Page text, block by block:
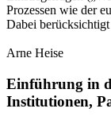
Prozessen wie der
Dabei
Arne Heise
Einführung in
Institutionen,